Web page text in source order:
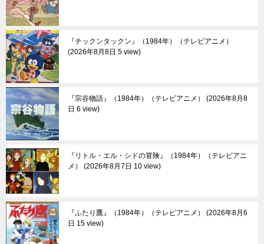
『チックンタックン』（1984年）（テレビアニメ）
2026年8月8日 5 view
『宗谷物語』（1984年）（テレビアニメ）
2026年8月8
日 6 view
『リトル・エル・シドの冒険』（1984年）（テレビアニ
メ）
2026年8月7日 10 view
『ふたり鷹』（1984年）（テレビアニメ）
2026年8月6
日 15 view